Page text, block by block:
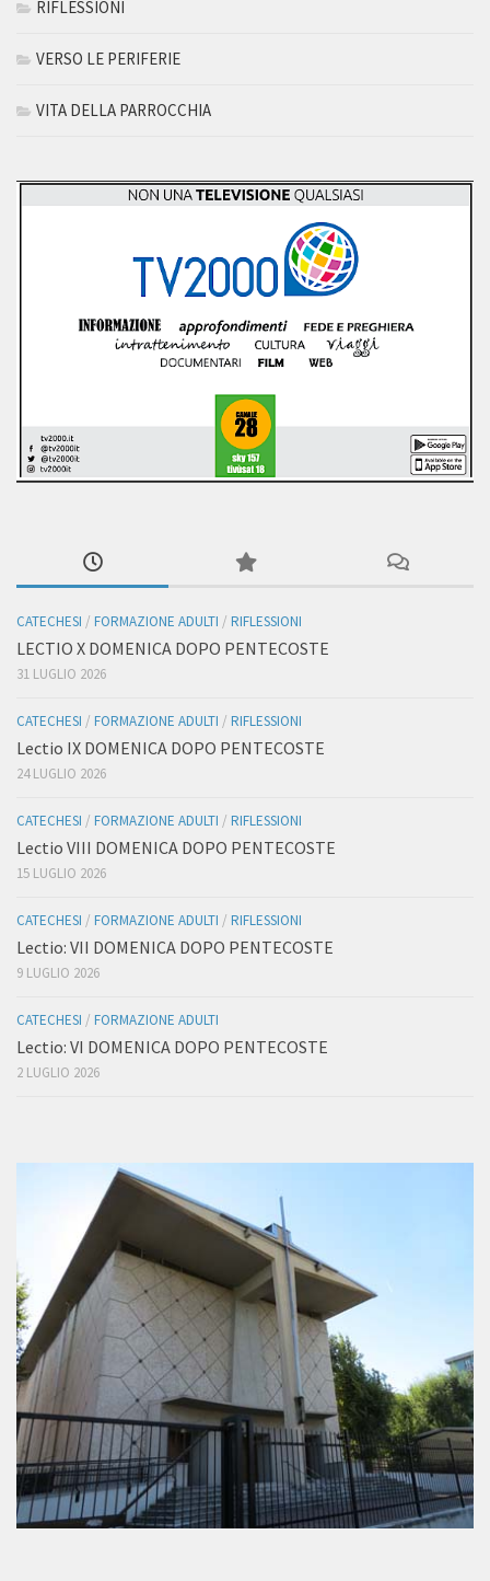
RIFLESSIONI
VERSO LE PERIFERIE
VITA DELLA PARROCCHIA
CATECHESI / FORMAZIONE ADULTI / RIFLESSIONI
LECTIO X DOMENICA DOPO PENTECOSTE
31 LUGLIO 2026
CATECHESI / FORMAZIONE ADULTI / RIFLESSIONI
Lectio IX DOMENICA DOPO PENTECOSTE
24 LUGLIO 2026
CATECHESI / FORMAZIONE ADULTI / RIFLESSIONI
Lectio VIII DOMENICA DOPO PENTECOSTE
15 LUGLIO 2026
CATECHESI / FORMAZIONE ADULTI / RIFLESSIONI
Lectio: VII DOMENICA DOPO PENTECOSTE
9 LUGLIO 2026
CATECHESI / FORMAZIONE ADULTI
Lectio: VI DOMENICA DOPO PENTECOSTE
2 LUGLIO 2026